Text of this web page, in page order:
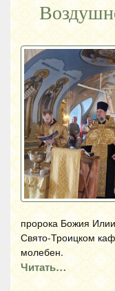
пророка Божия
Свято-Троицком
молебен.
Читать…